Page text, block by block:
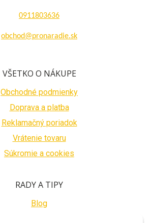
0911803636
obchod@pronaradie.sk
VŠETKO O NÁKUPE
Obchodné podmienky
Doprava a platba
Reklamačný poriadok
Vrátenie tovaru
Súkromie a cookies
RADY A TIPY
Blog